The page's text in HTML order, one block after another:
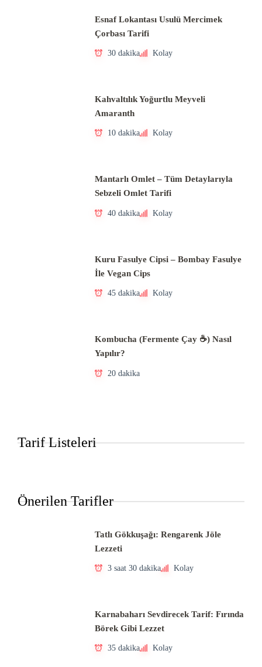
Esnaf Lokantası Usulü Mercimek
Çorbası Tarifi
30 dakika Kolay
Kahvaltılık Yoğurtlu Meyveli
Amaranth
10 dakika Kolay
Mantarlı Omlet – Tüm Detaylarıyla
Sebzeli Omlet Tarifi
40 dakika Kolay
Kuru Fasulye Cipsi – Bombay Fasulye
İle Vegan Cips
45 dakika Kolay
Kombucha (Fermente Çay ☕) Nasıl
Yapılır?
20 dakika
Tarif Listeleri
Önerilen Tarifler
Tatlı Gökkuşağı: Rengarenk Jöle
Lezzeti
3 saat 30 dakika Kolay
Karnabaharı Sevdirecek Tarif: Fırında
Börek Gibi Lezzet
35 dakika Kolay